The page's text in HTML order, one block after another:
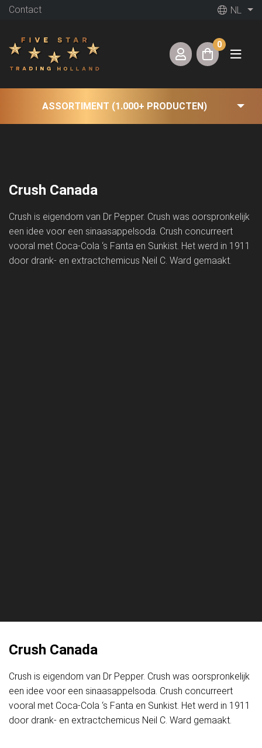
Contact NL
0
ASSORTIMENT (1.000+ PRODUCTEN)
Crush Canada
Crush is eigendom van Dr Pepper. Crush was oorspronkelijk
een idee voor een sinaasappelsoda. Crush concurreert
vooral met Coca-Cola ‘s Fanta en Sunkist. Het werd in 1911
door drank- en extractchemicus Neil C. Ward gemaakt.
Crush Canada
Crush is eigendom van Dr Pepper. Crush was oorspronkelijk
een idee voor een sinaasappelsoda. Crush concurreert
vooral met Coca-Cola ‘s Fanta en Sunkist. Het werd in 1911
door drank- en extractchemicus Neil C. Ward gemaakt.